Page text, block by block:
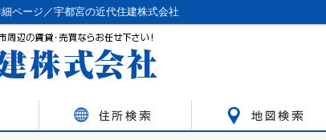
ページ／宇都宮の近代住建株式会社